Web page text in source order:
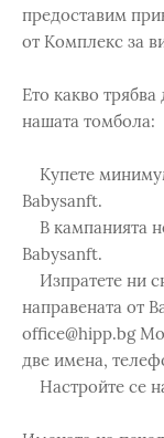
предоставим
от Kомплекс за
Ето какво
нашата томбола:
Купете
Babysanft.
В кампанията
Babysanft.
Изпратете ни
направената от
office@hipp.bg
две имена,
Настройте се